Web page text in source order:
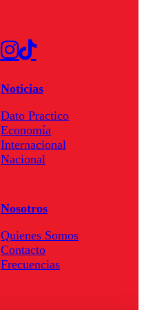
Noticias
Dato Practico
Economía
Internacional
Nacional
Nosotros
Quienes Somos
Contacto
Frecuencias